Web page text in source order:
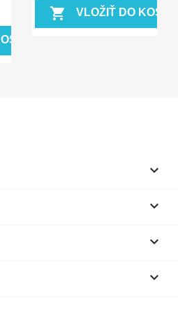
shopping_cart VLOŽIŤ DO



